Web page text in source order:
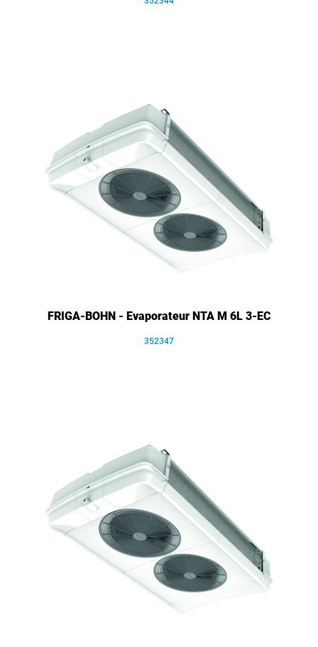
FRIGA-BOHN - Evaporateur NTA M 6L 3-EC
352347